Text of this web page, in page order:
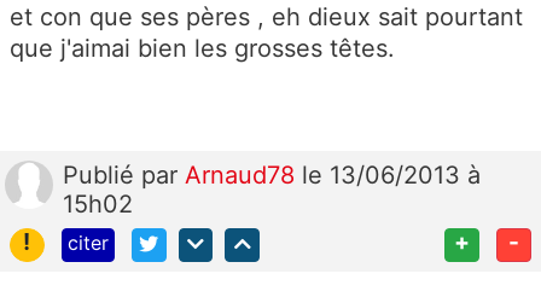
et con que ses pères , eh dieux sait pourtant
que j'aimai bien les grosses têtes.
Publié par Arnaud78 le 13/06/2013 à
15h02
!
citer + -